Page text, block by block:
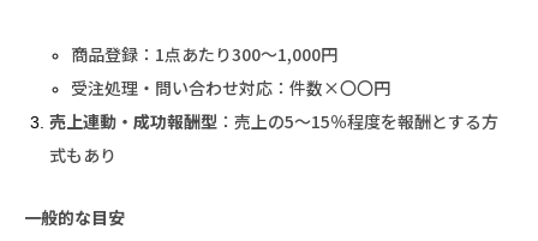
商品登録：1点あたり300～1,000円
受注処理・問い合わせ対応：件数×〇〇円
売上連動・成功報酬型 ：売上の5～15％程度を報酬とする方
式もあり
一般的な目安